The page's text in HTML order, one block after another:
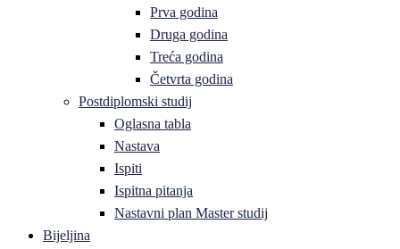
Prva godina
Druga godina
Treća godina
Četvrta godina
Postdiplomski studij
Oglasna tabla
Nastava
Ispiti
Ispitna pitanja
Nastavni plan Master studij
Bijeljina